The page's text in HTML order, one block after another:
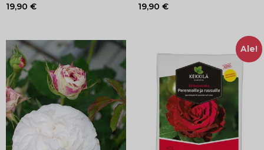
19,90 € 19,90 €
Ale!